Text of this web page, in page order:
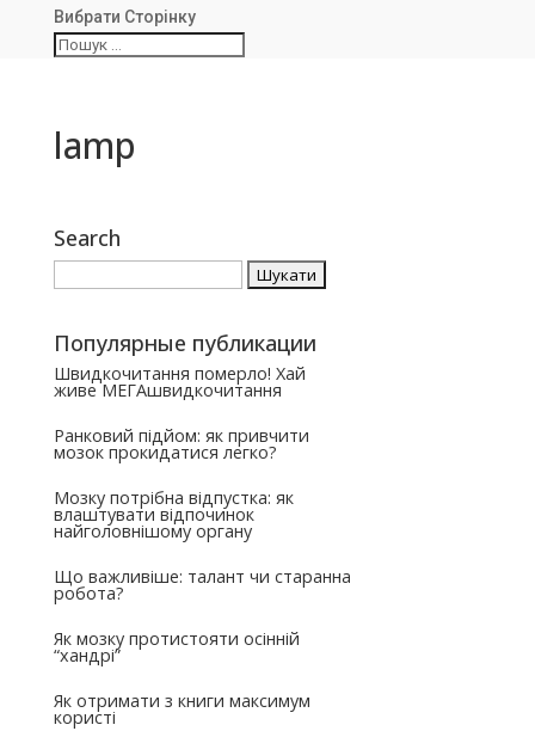
Вибрати Сторінку
lamp
Search
Популярные публикации
Швидкочитання померло! Хай
живе МЕГАшвидкочитання
Ранковий підйом: як привчити
мозок прокидатися легко?
Мозку потрібна відпустка: як
влаштувати відпочинок
найголовнішому органу
Що важливіше: талант чи старанна
робота?
Як мозку протистояти осінній
“хандрі”
Як отримати з книги максимум
користі